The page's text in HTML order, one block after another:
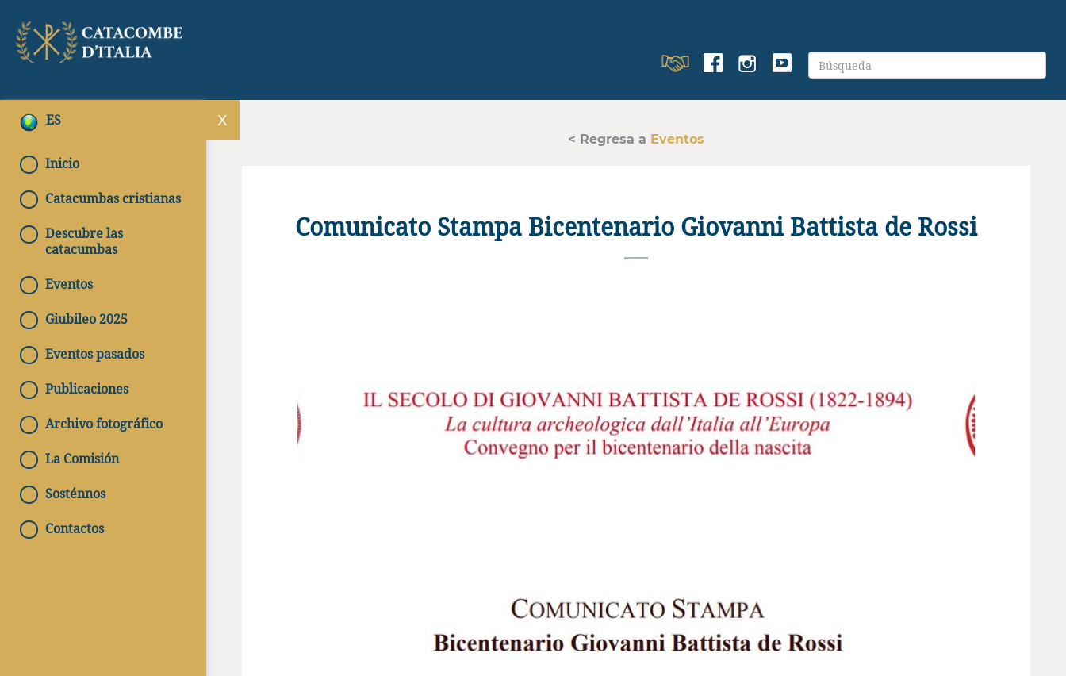
ES
Inicio
Catacumbas cristianas
Descubre las
catacumbas
Eventos
Giubileo 2025
Eventos pasados
Publicaciones
Archivo fotográfico
La Comisión
Sosténnos
Contactos
< Regresa a Eventos
Comunicato Stampa Bicentenario Giovanni Battista de Rossi